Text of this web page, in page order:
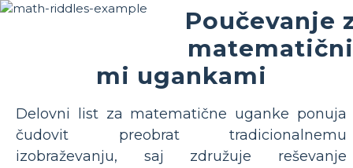
Poučevanje
matematični
mi ugankami
Delovni list za matematične uganke ponuja
čudovit preobrat tradicionalnemu
izobraževanju, saj združuje reševanje